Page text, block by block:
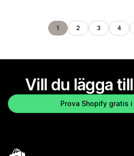
1 2 3 4
Vill du lägga
Prova Shopify gratis i